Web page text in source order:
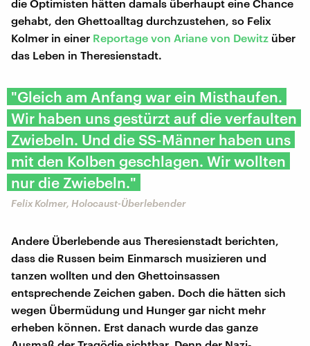
die Optimisten hätten damals überhaupt eine Chance
gehabt, den Ghettoalltag durchzustehen, so Felix
Kolmer in einer Reportage von Ariane von Dewitz über
das Leben in Theresienstadt.
"Gleich am Anfang war ein Misthaufen.
Wir haben uns gestürzt auf die verfaulten
Zwiebeln. Und die SS-Männer haben uns
mit den Kolben geschlagen. Wir wollten
nur die Zwiebeln."
Felix Kolmer, Holocaust-Überlebender
Andere Überlebende aus Theresienstadt berichten,
dass die Russen beim Einmarsch musizieren und
tanzen wollten und den Ghettoinsassen
entsprechende Zeichen gaben. Doch die hätten sich
wegen Übermüdung und Hunger gar nicht mehr
erheben können. Erst danach wurde das ganze